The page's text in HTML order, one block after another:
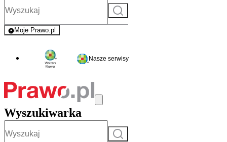
Szukaj
Moje Prawo.pl
- rejestracja i logowanie do serwisu
Nasze serwisy
Wyszukiwarka
Szukaj